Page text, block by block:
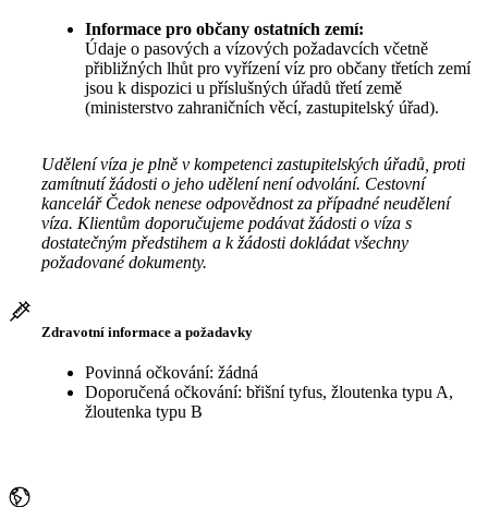
Informace pro občany ostatních zemí:
Údaje o pasových a vízových požadavcích včetně
přibližných lhůt pro vyřízení víz pro občany třetích zemí
jsou k dispozici u příslušných úřadů třetí země
(ministerstvo zahraničních věcí, zastupitelský úřad).
Udělení víza je plně v kompetenci zastupitelských úřadů, proti
zamítnutí žádosti o jeho udělení není odvolání. Cestovní
kancelář Čedok nenese odpovědnost za případné neudělení
víza. Klientům doporučujeme podávat žádosti o víza s
dostatečným předstihem a k žádosti dokládat všechny
požadované dokumenty.
Zdravotní informace a požadavky
Povinná očkování: žádná
Doporučená očkování: břišní tyfus, žloutenka typu A,
žloutenka typu B